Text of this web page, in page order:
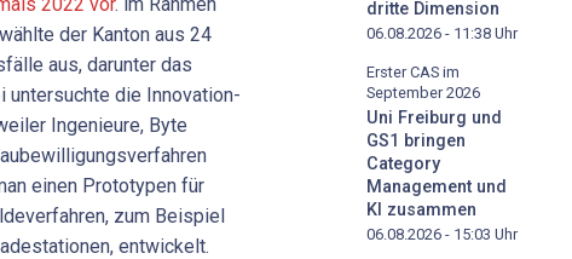
der Kanton aus 24
aus, darunter das
untersuchte die Innovation-
Ingenieure, Byte
einen Prototypen für
zum Beispiel
entwickelt.
dritte Dimension
06.08.2026 - 11:38 Uhr
Erster CAS im
September 2026
Uni Freiburg und
GS1 bringen
Category
Management und
KI zusammen
06.08.2026 - 15:03 Uhr